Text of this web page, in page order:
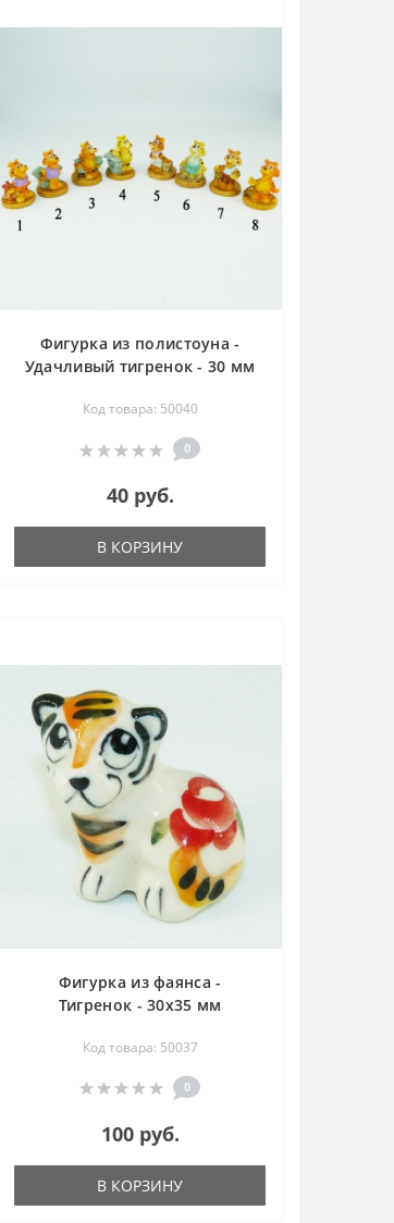
Фигурка из полистоуна -
Удачливый тигренок - 30 мм
Код товара: 50040
0
40 руб.
В КОРЗИНУ
Фигурка из фаянса -
Тигренок - 30х35 мм
Код товара: 50037
0
100 руб.
В КОРЗИНУ